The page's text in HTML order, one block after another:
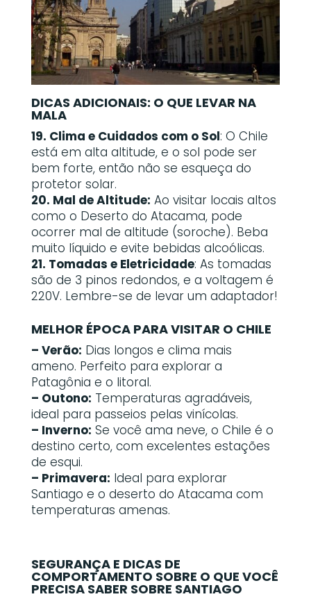
DICAS ADICIONAIS: O QUE LEVAR NA
MALA
19. Clima e Cuidados com o Sol: O Chile
está em alta altitude, e o sol pode ser
bem forte, então não se esqueça do
protetor solar.
20. Mal de Altitude: Ao visitar locais altos
como o Deserto do Atacama, pode
ocorrer mal de altitude (soroche). Beba
muito líquido e evite bebidas alcoólicas.
21. Tomadas e Eletricidade: As tomadas
são de 3 pinos redondos, e a voltagem é
220V. Lembre-se de levar um adaptador!
MELHOR ÉPOCA PARA VISITAR O CHILE
– Verão: Dias longos e clima mais
ameno. Perfeito para explorar a
Patagônia e o litoral.
– Outono: Temperaturas agradáveis,
ideal para passeios pelas vinícolas.
– Inverno: Se você ama neve, o Chile é o
destino certo, com excelentes estações
de esqui.
– Primavera: Ideal para explorar
Santiago e o deserto do Atacama com
temperaturas amenas.
SEGURANÇA E DICAS DE
COMPORTAMENTO SOBRE O QUE VOCÊ
PRECISA SABER SOBRE SANTIAGO